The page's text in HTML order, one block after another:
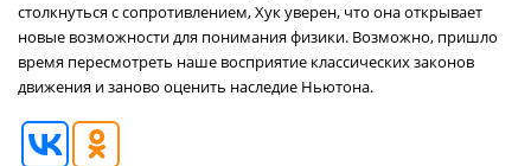
столкнуться с сопротивлением, Хук уверен, что она открывает
новые возможности для понимания физики. Возможно, пришло
время пересмотреть наше восприятие классических законов
движения и заново оценить наследие Ньютона.